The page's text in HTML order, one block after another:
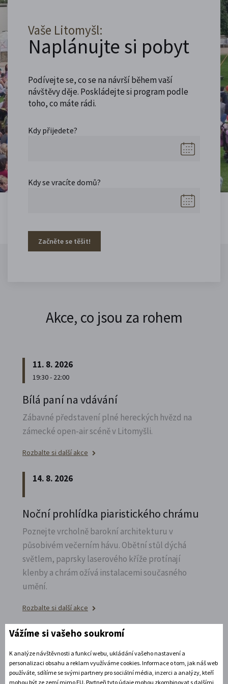
Vaše Litomyšl:
Naplánujte si pobyt
Podívejte se, co se na návrší během vaší
návštěvy děje. Poskládejte si program podle
toho, co máte rádi.
Kdy přijedete?
Kdy se vracíte domů?
Začněte se těšit!
Akce, co jsou za rohem
11. 8. 2026
19:30 - 22:00
Bílá paní na vdávání
Zábavné představení plné hereckých hvězd na
zámecké open-air scéně v Litomyšli.
Rozbalte si další akce
14. 8. 2026
Noční prohlídka piaristického chrámu
Poznejte vrcholně barokní architekturu v
působivém večerním hávu. Obětní stůl dýchá
světlem, paprsky laserového kříže protínají
klenby a chrám ožívá instalacemi současného
umění.
Rozbalte si další akce
15. 8. 2026
CHINASKI OPEN AIR 2026
Vážíme si vašeho soukromí
K analýze návštěvnosti a funkcí webu, ukládání vašeho nastavení a
personalizaci obsahu a reklam využíváme cookies. Informace o tom, jak náš web
používáte, sdílíme se svými partnery pro sociální média, inzerci a analýzy, kteří
mohou být ze zemí mimo EU. Partneři tyto údaje mohou zkombinovat s dalšími